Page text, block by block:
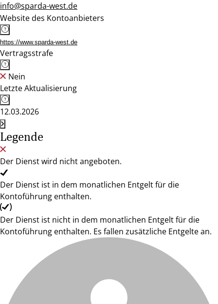
info@sparda-west.de
Website des Kontoanbieters
https://www.sparda-west.de
Vertragsstrafe
Nein
Letzte Aktualisierung
12.03.2026
Legende
Der Dienst wird nicht angeboten.
Der Dienst ist in dem monatlichen Entgelt für die
Kontoführung enthalten.
Der Dienst ist nicht in dem monatlichen Entgelt für die
Kontoführung enthalten. Es fallen zusätzliche Entgelte an.